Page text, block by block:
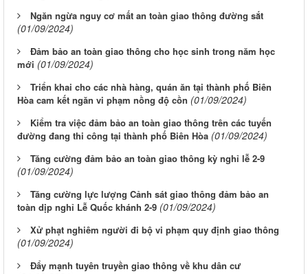
Ngăn ngừa nguy cơ mất an toàn giao thông đường sắt
(01/09/2024)
Đảm bảo an toàn giao thông cho học sinh trong năm học
mới (01/09/2024)
Triển khai cho các nhà hàng, quán ăn tại thành phố Biên
Hòa cam kết ngăn vi phạm nồng độ cồn (01/09/2024)
Kiểm tra việc đảm bảo an toàn giao thông trên các tuyến
đường đang thi công tại thành phố Biên Hòa (01/09/2024)
Tăng cường đảm bảo an toàn giao thông kỳ nghỉ lễ 2-9
(01/09/2024)
Tăng cường lực lượng Cảnh sát giao thông đảm bảo an
toàn dịp nghỉ Lễ Quốc khánh 2-9 (01/09/2024)
Xử phạt nghiêm người đi bộ vi phạm quy định giao thông
(01/09/2024)
Đẩy mạnh tuyên truyền giao thông về khu dân cư